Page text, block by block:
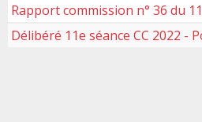
Rapport commission n° 36 du
Délibéré 11e séance CC 2022